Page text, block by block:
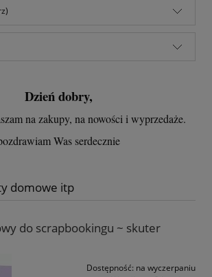
Dzień dobry,
na zakupy, na nowości i wyprzedaże.
Was serdecznie
domowe itp
do scrapbookingu ~ skuter
Dostępność: na wyczerpaniu